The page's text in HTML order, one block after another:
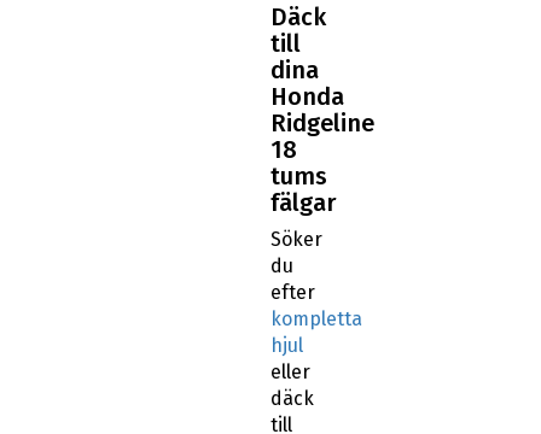
Däck
till
dina
Honda
Ridgeline
18
tums
fälgar
Söker
du
efter
kompletta
hjul
eller
däck
till